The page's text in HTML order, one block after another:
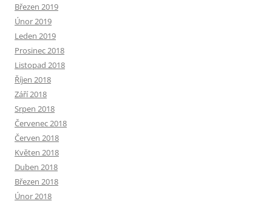
Březen 2019
Únor 2019
Leden 2019
Prosinec 2018
Listopad 2018
Říjen 2018
Září 2018
Srpen 2018
Červenec 2018
Červen 2018
Květen 2018
Duben 2018
Březen 2018
Únor 2018